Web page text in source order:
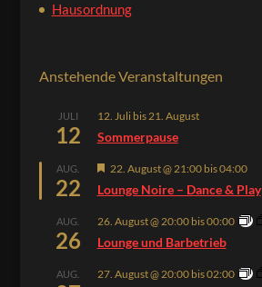
Hausordnung
Anstehende Veranstaltungen
JULI
12
12. Julibis21. August
Sommerpause
AUG.
22
Hervorgehoben
22. August @ 21:00bis04:00
Lounge Noire – Dance & Play
AUG.
26
26. August @ 20:00bis00:00
Lounge und Barbetrieb
AUG. 27. August @ 20:00bis02:00